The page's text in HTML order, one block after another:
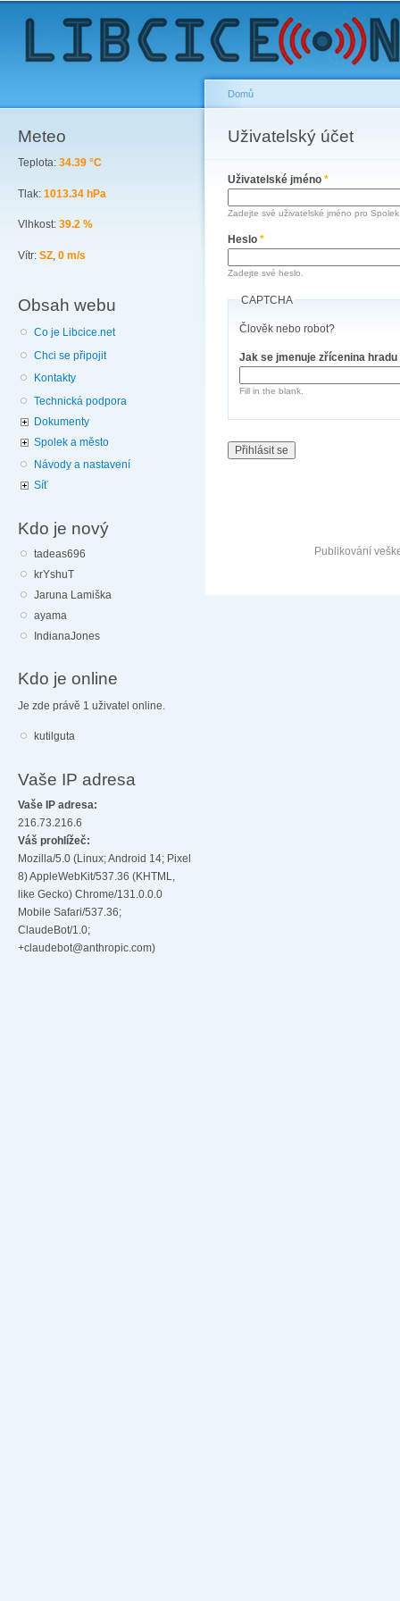
Meteo
Teplota: 34.39 °C
Tlak: 1013.34 hPa
Vlhkost: 39.2 %
Vítr: SZ, 0 m/s
Obsah webu
Co je Libcice.net
Chci se připojit
Kontakty
Technická podpora
Dokumenty
Spolek a město
Návody a nastavení
Síť
Kdo je nový
tadeas696
krYshuT
Jaruna Lamiška
ayama
IndianaJones
Kdo je online
Je zde právě 1 uživatel online.
kutilguta
Vaše IP adresa
Vaše IP adresa:
216.73.216.6
Váš prohlížeč:
Mozilla/5.0 (Linux; Android 14; Pixel
8) AppleWebKit/537.36 (KHTML,
like Gecko) Chrome/131.0.0.0
Mobile Safari/537.36;
ClaudeBot/1.0;
+claudebot@anthropic.com)
You are here
Domů
Uživatelský účet
Primary tabs
Uživatelské jméno *
Zadejte své uživatelské jméno pro
Heslo *
Zadejte své heslo.
CAPTCHA
Člověk nebo robot?
Jak se jmenuje zřícenina
Fill in the blank.
Publikování